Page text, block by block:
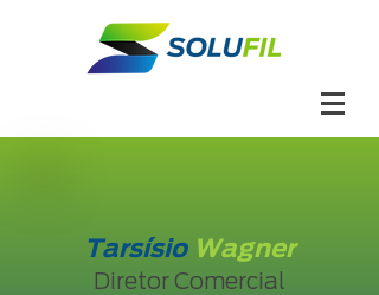
Tarsísio Wagner
Diretor Comercial